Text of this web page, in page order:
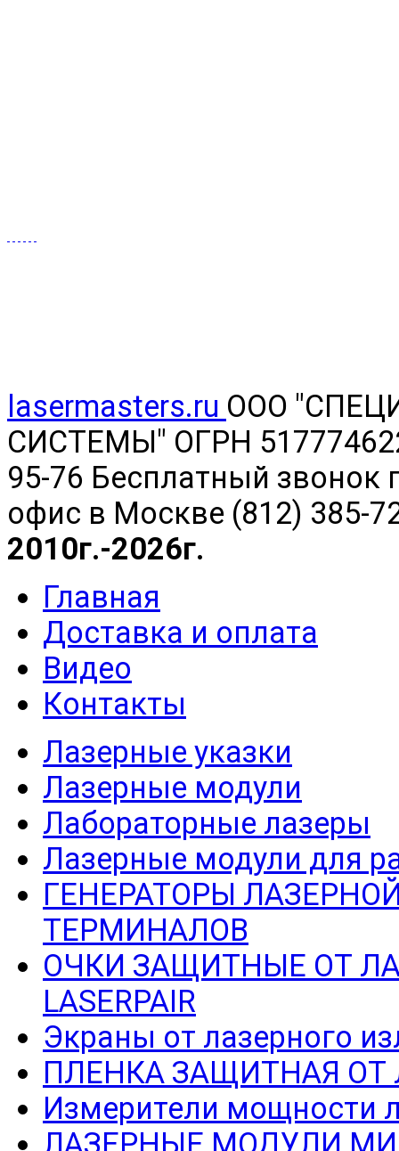
lasermasters.ru ООО "
СИСТЕМЫ" ОГРН
95-76 Бесплатный звонок
офис в Москве (812) 385-
2010г.-2026г.
Главная
Доставка и оплата
Видео
Контакты
Лазерные указки
Лазерные модули
Лабораторные лазеры
Лазерные модули для
ГЕНЕРАТОРЫ
ТЕРМИНАЛОВ
ОЧКИ ЗАЩИТНЫЕ ОТ
LASERPAIR
Экраны от лазерного
ПЛЕНКА ЗАЩИТНАЯ ОТ
Измерители мощности